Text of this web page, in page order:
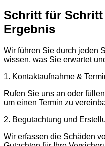
Schritt für
Ergebnis
Wir führen Sie durch jeden
wissen, was Sie erwartet
1. Kontaktaufnahme &
Rufen Sie uns an oder
um einen Termin zu
2. Begutachtung und
Wir erfassen die Schäden